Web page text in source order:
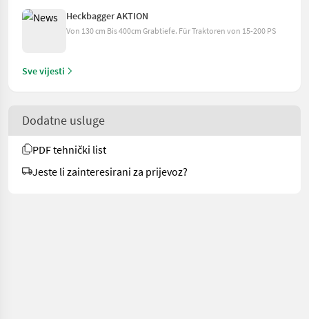
Heckbagger AKTION
Von 130 cm Bis 400cm Grabtiefe. Für Traktoren von 15-200 PS
Sve vijesti
Dodatne usluge
PDF tehnički list
Jeste li zainteresirani za prijevoz?